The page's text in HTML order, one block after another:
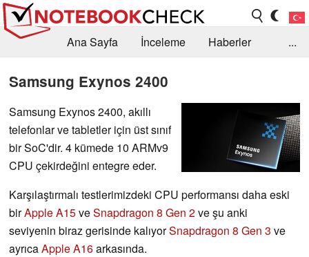
Ana Sayfa İnceleme
Haberler
...
Samsung Exynos 2400
Samsung Exynos 2400, akıllı
telefonlar ve tabletler için üst sınıf
bir SoC'dir. 4 kümede 10 ARMv9
CPU çekirdeğini entegre eder.
Karşılaştırmalı testlerimizdeki CPU performansı daha eski
birApple A15veSnapdragon 8 Gen 2ve şu anki
seviyenin biraz gerisinde kalıyorSnapdragon 8 Gen 3 ve
ayrıcaApple A16arkasında.